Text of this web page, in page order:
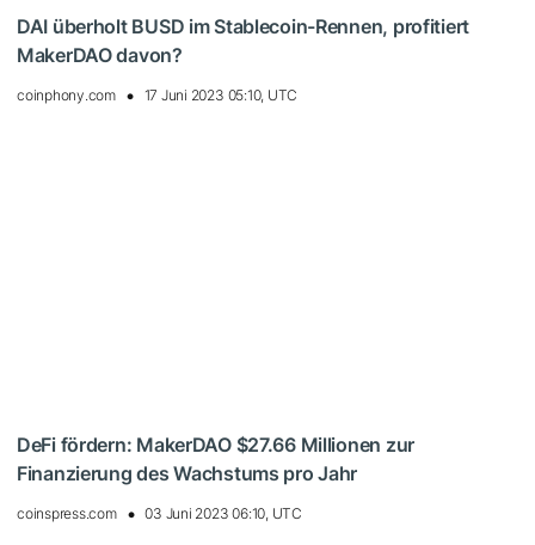
DAI überholt BUSD im Stablecoin-Rennen, profitiert
MakerDAO davon?
coinphony.com 17 Juni 2023 05:10, UTC
DeFi fördern: MakerDAO $27.66 Millionen zur
Finanzierung des Wachstums pro Jahr
coinspress.com 03 Juni 2023 06:10, UTC